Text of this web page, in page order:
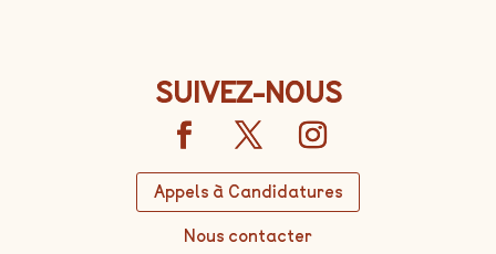
SUIVEZ-NOUS
Appels à Candidatures
Nous contacter